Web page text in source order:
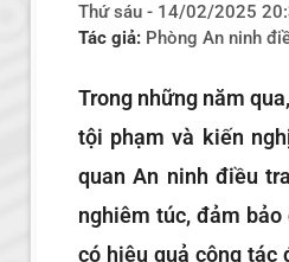
Thứ sáu - 14/02/2025
Tác giả: Phòng An ninh
Trong những năm
tội phạm và kiến
quan An ninh điều
nghiêm túc, đảm
có hiệu quả công tác